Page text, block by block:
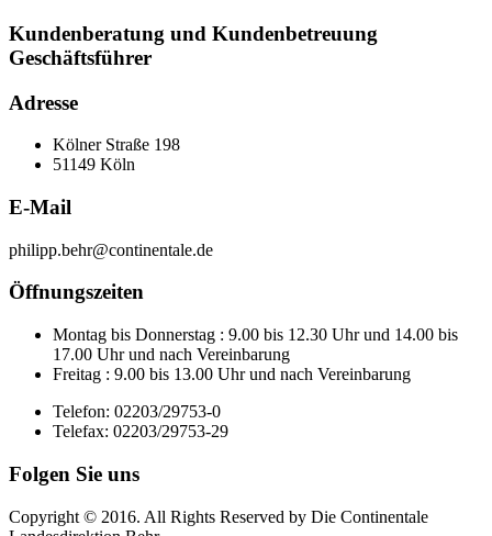
Kundenberatung und Kundenbetreuung
Geschäftsführer
Adresse
Kölner Straße 198
51149 Köln
E-Mail
philipp.behr@continentale.de
Öffnungszeiten
Montag bis Donnerstag : 9.00 bis 12.30 Uhr und 14.00 bis
17.00 Uhr und nach Vereinbarung
Freitag : 9.00 bis 13.00 Uhr und nach Vereinbarung
Telefon: 02203/29753-0
Telefax: 02203/29753-29
Folgen Sie uns
Copyright © 2016. All Rights Reserved by Die Continentale